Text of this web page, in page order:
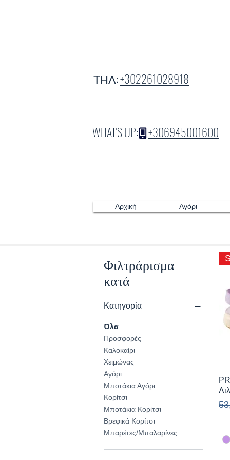
ΤΗΛ:+302261028918
WHAT'S UP:+306945001600
Αρχική Αγόρι
Φιλτράρισμα
κατά
Κατηγορία
Όλα
Προσφορές
Καλοκαίρι
Χειμώνας
Αγόρι
Μποτάκια Αγόρι
Κορίτσι
Μποτάκια Κορίτσι
Βρεφικά Κορίτσι
Μπαρέτες/Μπαλαρίνες